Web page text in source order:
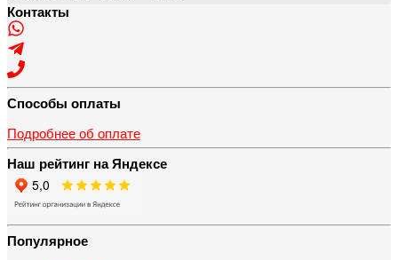
Контакты
Способы оплаты
Подробнее об оплате
Наш рейтинг на Яндексе
Популярное